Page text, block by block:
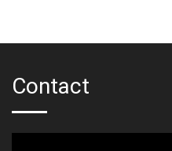
Contact